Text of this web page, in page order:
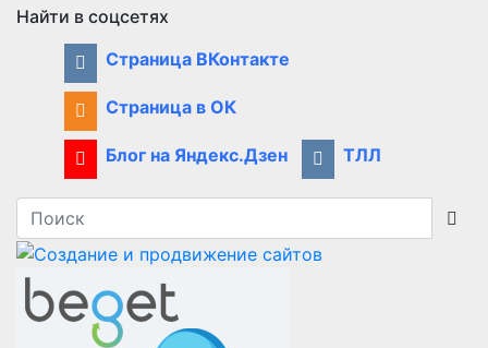
Найти в соцсетях
Страница ВКонтакте
Страница в ОК
Блог на Яндекс.Дзен ТЛЛ